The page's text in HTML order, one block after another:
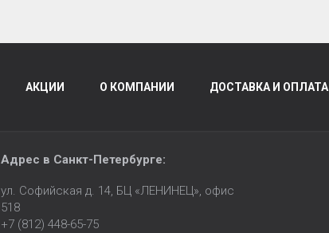
АКЦИИ О КОМПАНИИ ДОСТАВКА И ОПЛАТА
Адрес в Санкт-Петербурге:
ул. Софийская д. 14, БЦ «ЛЕНИНЕЦ», офис
518
+7 (812) 448-65-75